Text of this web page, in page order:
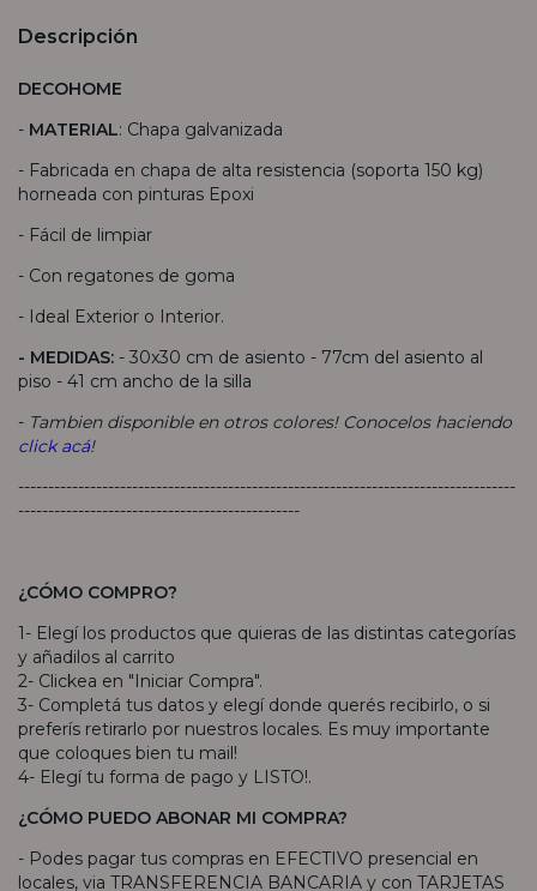
Descripción
DECOHOME
- MATERIAL: Chapa galvanizada
- Fabricada en chapa de alta resistencia (soporta 150 kg)
horneada con pinturas Epoxi
- Fácil de limpiar
- Con regatones de goma
- Ideal Exterior o Interior.
- MEDIDAS: - 30x30 cm de asiento - 77cm del asiento al
piso - 41 cm ancho de la silla
- Tambien disponible en otros colores! Conocelos haciendo
click acá!
-----------------------------------------------------------------------------------
-----------------------------------------------
¿CÓMO COMPRO?
1- Elegí los productos que quieras de las distintas categorías
y añadilos al carrito
2- Clickea en "Iniciar Compra".
3- Completá tus datos y elegí donde querés recibirlo, o si
preferís retirarlo por nuestros locales. Es muy importante
que coloques bien tu mail!
4- Elegí tu forma de pago y LISTO!.
¿CÓMO PUEDO ABONAR MI COMPRA?
- Podes pagar tus compras en EFECTIVO presencial en
locales, via TRANSFERENCIA BANCARIA y con TARJETAS